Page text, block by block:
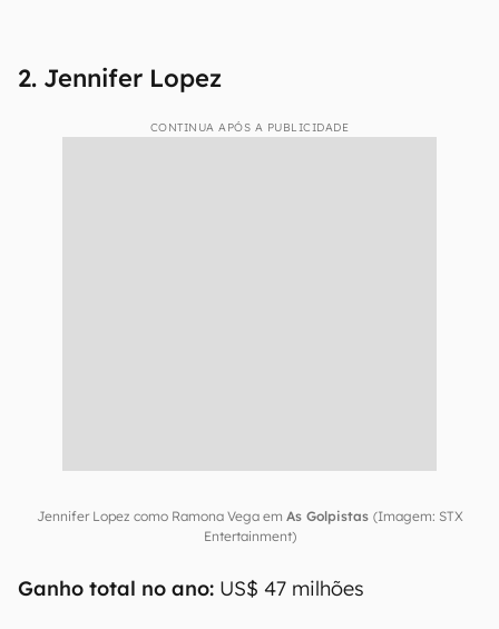
2. Jennifer Lopez
CONTINUA APÓS A PUBLICIDADE
Jennifer Lopez como Ramona Vega em As Golpistas (Imagem: STX
Entertainment)
Ganho total no ano: US$ 47 milhões